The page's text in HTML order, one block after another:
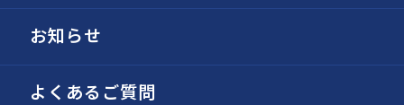
お知らせ
よくあるご質問